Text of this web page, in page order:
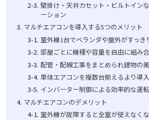
壁掛け・天井カセット・ビルトイン
ーション
マルチエアコンを導入する5つのメリット
室外機1台でベランダや屋外がすっき
部屋ごとに機種や容量を自由に組み
配管・配線工事をまとめられ建物の
単体エアコンを複数台揃えるより導
インバーター制御による効率的な運転
マルチエアコンのデメリット
室外機が故障すると全室が使えなく